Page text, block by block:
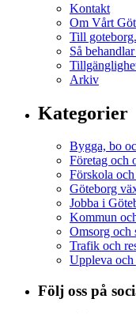
Kontakt
Om Vårt
Till
Så
Arkiv
Kategorier
Bygga, bo
Företag och
Förskola
Göteborg
Jobba i
Kommun
Omsorg och
Trafik och
Uppleva och
Följ oss på